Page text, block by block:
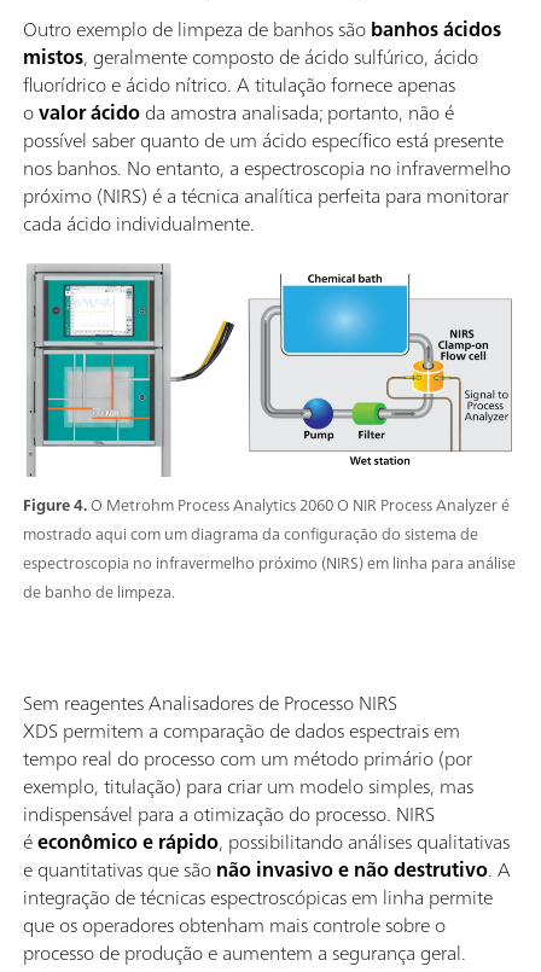
Figure 4.O Metrohm Process Analytics 2060 O NIR Process Analyzer é
mostrado aqui com um diagrama da configuração do sistema de
espectroscopia no infravermelho próximo (NIRS) em linha para análise
de banho de limpeza.
Outro exemplo de limpeza de banhos sãobanhos ácidos
mistos, geralmente composto de ácido sulfúrico, ácido
fluorídrico e ácido nítrico. A titulação fornece apenas
ovalor ácidoda amostra analisada; portanto, não é
possível saber quanto de um ácido específico está presente
nos banhos. No entanto, a espectroscopia no infravermelho
próximo (NIRS) é a técnica analítica perfeita para monitorar
cada ácido individualmente.
Sem reagentes Analisadores de Processo NIRS
XDS permitem a comparação de dados espectrais em
tempo real do processo com um método primário (por
exemplo, titulação) para criar um modelo simples, mas
indispensável para a otimização do processo. NIRS
éeconômico e rápido, possibilitando análises qualitativas
e quantitativas que sãonão invasivo e não destrutivo. A
integração de técnicas espectroscópicas em linha permite
que os operadores obtenham mais controle sobre o
processo de produção e aumentem a segurança geral.